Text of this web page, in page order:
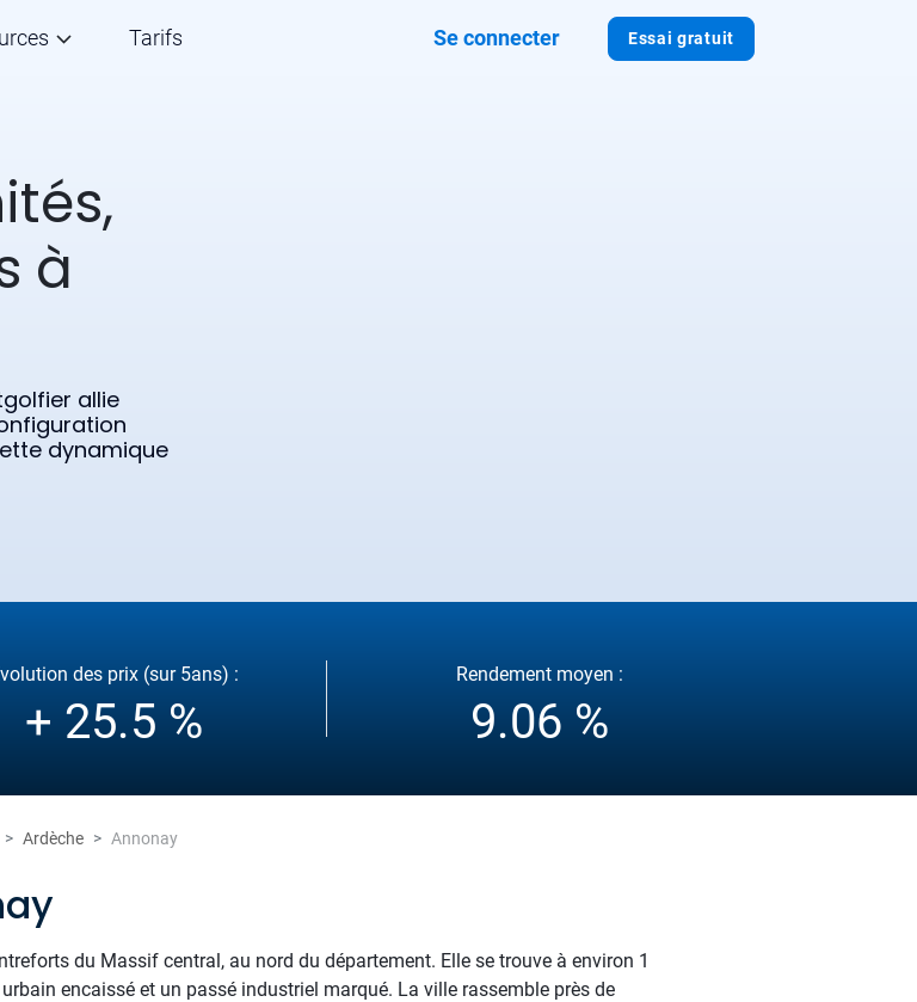
Essai gratuit
Tarifs Se connecter
à
allie
dynamique
des prix (sur 5ans) :
+ 25.5 %
Rendement moyen :
9.06 %
Ardèche Annonay
du Massif central, au nord du département. Elle se trouve à environ 1
encaissé et un passé industriel marqué. La ville rassemble près de